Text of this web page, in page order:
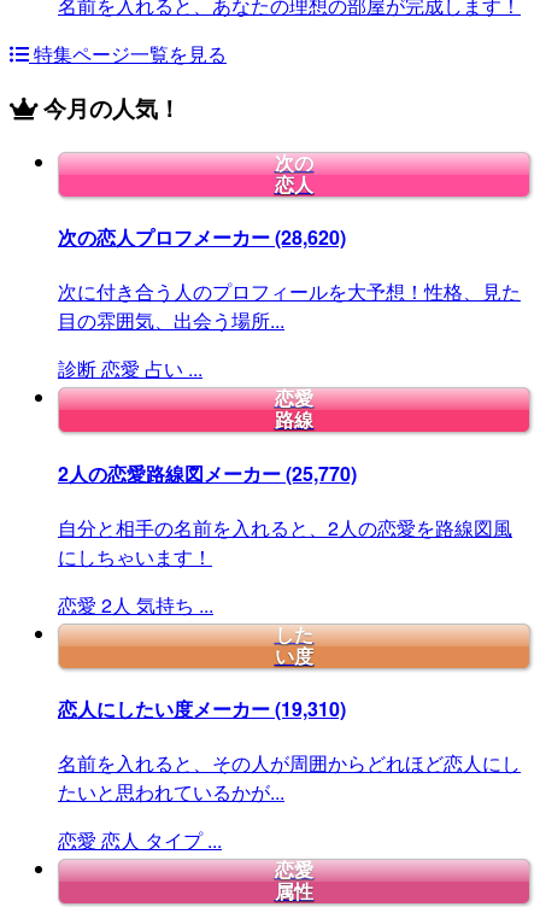
名前を入れると、あなたの理想の部屋が完成します！
特集ページ一覧を見る
今月の人気！
次の
恋人
次の恋人プロフメーカー(28,620)
次に付き合う人のプロフィールを大予想！性格、見た
目の雰囲気、出会う場所...
診断恋愛 占い ...
恋愛
路線
2人の恋愛路線図メーカー(25,770)
自分と相手の名前を入れると、2人の恋愛を路線図風
にしちゃいます！
恋愛 2人 気持ち ...
した
い度
恋人にしたい度メーカー(19,310)
名前を入れると、その人が周囲からどれほど恋人にし
たいと思われているかが...
恋愛 恋人 タイプ ...
恋愛
属性